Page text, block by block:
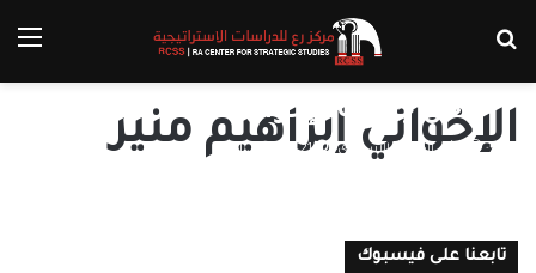
الإخواني إبراهيم منير
صدام عابر للحدود: أين تنتهي الأزمة
داخل جماعة الإخوان؟
د.أبو الفضل الاسناوي 21 ديسمبر، 2021
تابعنا على فيسبوك